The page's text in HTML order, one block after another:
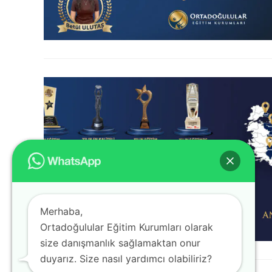
Merhaba,
Ortadoğulular Eğitim Kurumları olarak
size danışmanlık sağlamaktan onur
duyarız. Size nasıl yardımcı olabiliriz?